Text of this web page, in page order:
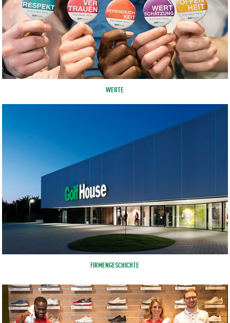
WERTE
FIRMENGESCHICHTE